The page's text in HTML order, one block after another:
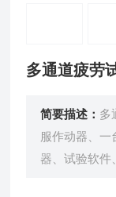
多通道疲劳
简要描述： 多
服作动器、一
器、试验软件